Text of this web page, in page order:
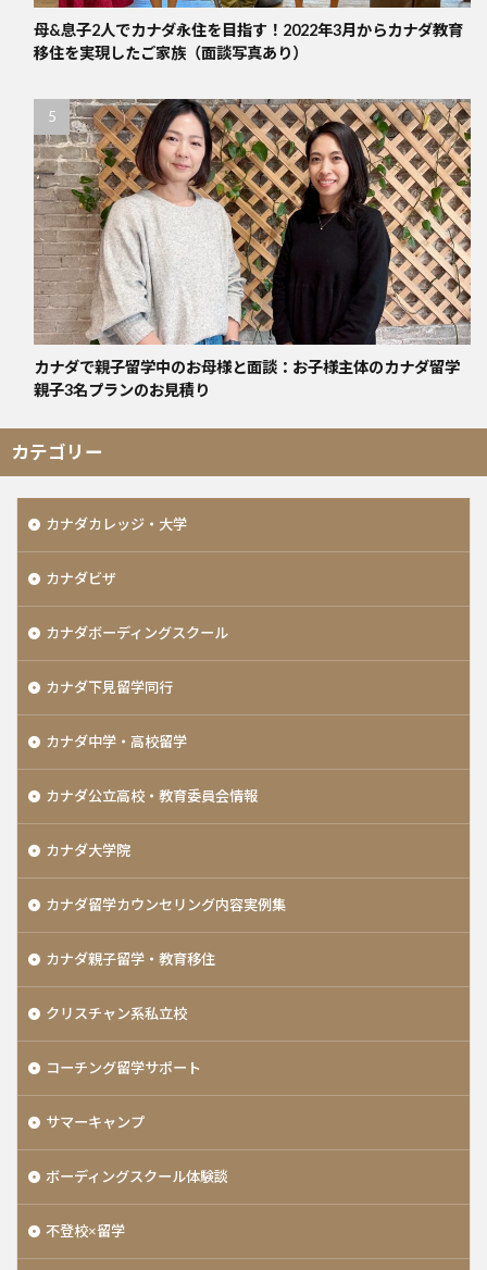
母&息子2人でカナダ永住を目指す！2022年3月からカナダ教育
移住を実現したご家族（面談写真あり）
カナダで親子留学中のお母様と面談：お子様主体のカナダ留学
親子3名プランのお見積り
カテゴリー
カナダカレッジ・大学
カナダビザ
カナダボーディングスクール
カナダ下見留学同行
カナダ中学・高校留学
カナダ公立高校・教育委員会情報
カナダ大学院
カナダ留学カウンセリング内容実例集
カナダ親子留学・教育移住
クリスチャン系私立校
コーチング留学サポート
サマーキャンプ
ボーディングスクール体験談
不登校×留学